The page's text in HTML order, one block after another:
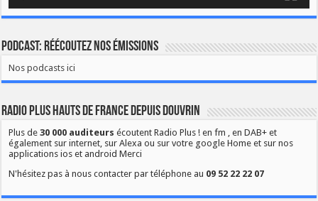
Podcast: Réécoutez nos émissions
Nos podcasts ici
Radio Plus Hauts de France depuis Douvrin
Plus de30 000 auditeurs écoutent Radio Plus ! en fm , en DAB+ et
également sur internet, sur Alexa ou sur votre google Home et sur nos
applications ios et android Merci
N'hésitez pas à nous contacter par téléphone au 09 52 22 22 07